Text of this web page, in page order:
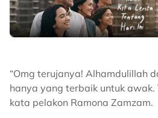
“Omg terujanya! Alhamdulillah
hanya yang terbaik untuk awak.
kata pelakon Ramona Zamzam.